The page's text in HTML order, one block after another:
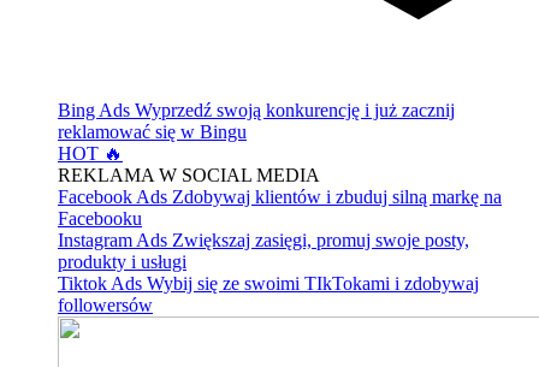
Bing Ads Wyprzedź swoją konkurencję i już zacznij
reklamować się w Bingu
HOT 🔥
REKLAMA W SOCIAL MEDIA
Facebook Ads Zdobywaj klientów i zbuduj silną markę na
Facebooku
Instagram Ads Zwiększaj zasięgi, promuj swoje posty,
produkty i usługi
Tiktok Ads Wybij się ze swoimi TIkTokami i zdobywaj
followersów